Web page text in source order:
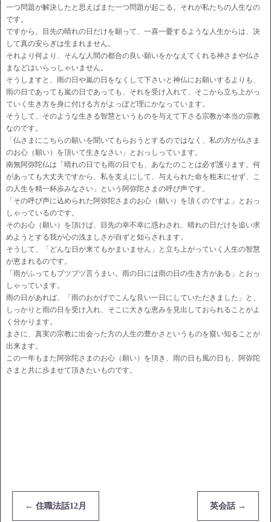
一つ問題が解決したと思えばまた一つ問題が起こる。それが私たちの人生なの
です。
ですから、目先の晴れの日だけを願って、一喜一憂するような人生からは、決
して真の安らぎは生まれません。
それより何より、そんな人間の都合の良い願いをかなえてくれる神さまや仏さ
まなどはいらっしゃいません。
そうしますと、雨の日や嵐の日をなくして下さいと神仏にお願いするよりも、
雨の日であっても嵐の日であっても、それを受け入れて、そこから立ち上がっ
ていく生き方を身に付ける方がよっぽど理にかなっています。
そうして、そのような生きる智慧というものを与えて下さる宗教が本当の宗教
なのです。
「仏さまにこちらの願いを聞いてもらおうとするのではなく、私の方が仏さま
のお心（願い）を頂いて生きなさい」とおっしっています。
南無阿弥陀仏は「晴れの日でも雨の日でも、あなたのことは必ず護ります。何
があっても大丈夫ですから、私を支えにして、与えられた命を粗末にせず、こ
の人生を精一杯歩みなさい」という阿弥陀さまの呼び声です。
「その呼び声に込められた阿弥陀さまのお心（願い）を頂くのですよ」とおっ
しゃっているのです。
そのお心（願い）を頂けば、目先の幸不幸に惑わされ、晴れの日だけを追い求
めようとする我が心の浅ましさが自ずと知らされます。
そうして、「どんな日が来てもかまいません」と立ち上がっていく人生の智慧
が恵まれるのです。
「雨がふってもブツブツ言うまい。雨の日には雨の日の生き方がある」とおっ
しゃっています。
雨の日があれば、「雨のおかげでこんな良い一日にしていただきました」と、
しっかりと雨の日を受け入れ、そこに大きな恵みを見出しておられることがよ
く分かります。
まさに、真実の宗教に出会った方の人生の豊かさというものを窺い知ることが
出来ます。
この一年もまた阿弥陀さまのお心（願い）を頂き、雨の日も風の日も、阿弥陀
さまと共に歩ませて頂きたいものです。
← 住職法話12月 英会話 →